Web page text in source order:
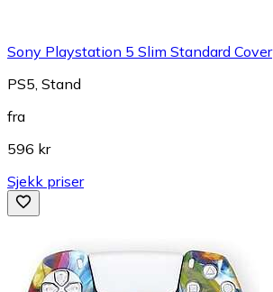
Sony Playstation 5 Slim Standard Cover
PS5, Stand
fra
596 kr
Sjekk priser